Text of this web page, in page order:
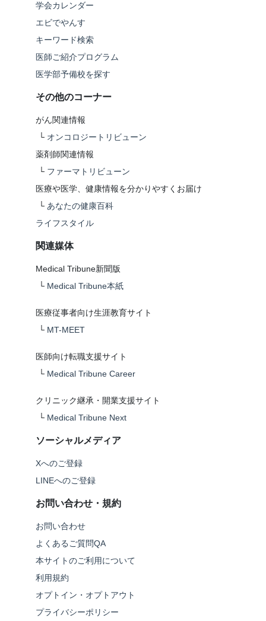
学会カレンダー
エビでやんす
キーワード検索
医師ご紹介プログラム
医学部予備校を探す
その他のコーナー
がん関連情報
└ オンコロジートリビューン
薬剤師関連情報
└ ファーマトリビューン
医療や医学、健康情報を分かりやすくお届け
└ あなたの健康百科
ライフスタイル
関連媒体
Medical Tribune新聞版
└ Medical Tribune本紙
医療従事者向け生涯教育サイト
└ MT-MEET
医師向け転職支援サイト
└ Medical Tribune Career
クリニック継承・開業支援サイト
└ Medical Tribune Next
ソーシャルメディア
Xへのご登録
LINEへのご登録
お問い合わせ・規約
お問い合わせ
よくあるご質問QA
本サイトのご利用について
利用規約
オプトイン・オプトアウト
プライバシーポリシー